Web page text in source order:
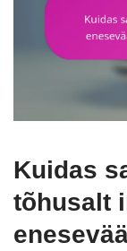
Kuidas
tõhusalt